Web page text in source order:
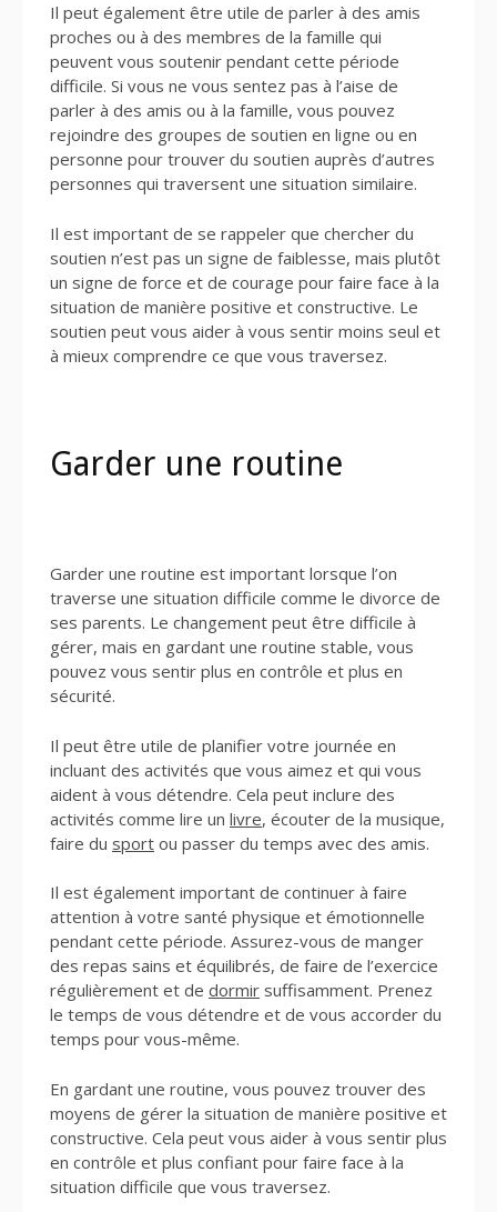
Il peut également être utile de parler à des amis
proches ou à des membres de la famille qui
peuvent vous soutenir pendant cette période
difficile. Si vous ne vous sentez pas à l’aise de
parler à des amis ou à la famille, vous pouvez
rejoindre des groupes de soutien en ligne ou en
personne pour trouver du soutien auprès d’autres
personnes qui traversent une situation similaire.
Il est important de se rappeler que chercher du
soutien n’est pas un signe de faiblesse, mais plutôt
un signe de force et de courage pour faire face à la
situation de manière positive et constructive. Le
soutien peut vous aider à vous sentir moins seul et
à mieux comprendre ce que vous traversez.
Garder une routine
Garder une routine est important lorsque l’on
traverse une situation difficile comme le divorce de
ses parents. Le changement peut être difficile à
gérer, mais en gardant une routine stable, vous
pouvez vous sentir plus en contrôle et plus en
sécurité.
Il peut être utile de planifier votre journée en
incluant des activités que vous aimez et qui vous
aident à vous détendre. Cela peut inclure des
activités comme lire un livre, écouter de la musique,
faire du sport ou passer du temps avec des amis.
Il est également important de continuer à faire
attention à votre santé physique et émotionnelle
pendant cette période. Assurez-vous de manger
des repas sains et équilibrés, de faire de l’exercice
régulièrement et de dormir suffisamment. Prenez
le temps de vous détendre et de vous accorder du
temps pour vous-même.
En gardant une routine, vous pouvez trouver des
moyens de gérer la situation de manière positive et
constructive. Cela peut vous aider à vous sentir plus
en contrôle et plus confiant pour faire face à la
situation difficile que vous traversez.